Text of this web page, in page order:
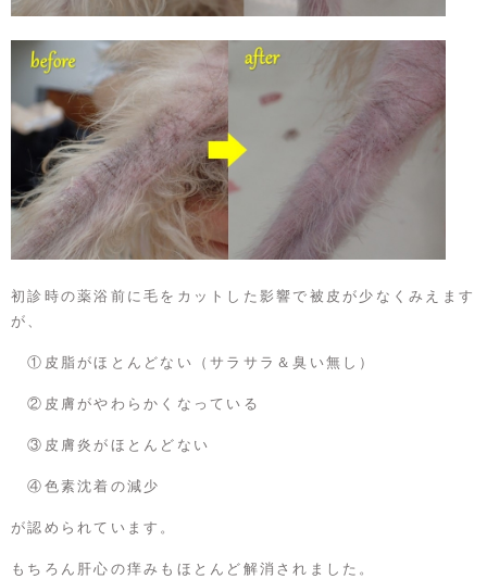
初診時の薬浴前に毛をカットした影響で被皮が少なくみえます
が、
①皮脂がほとんどない（サラサラ＆臭い無し）
②皮膚がやわらかくなっている
③皮膚炎がほとんどない
④色素沈着の減少
が認められています。
もちろん肝心の痒みもほとんど解消されました。